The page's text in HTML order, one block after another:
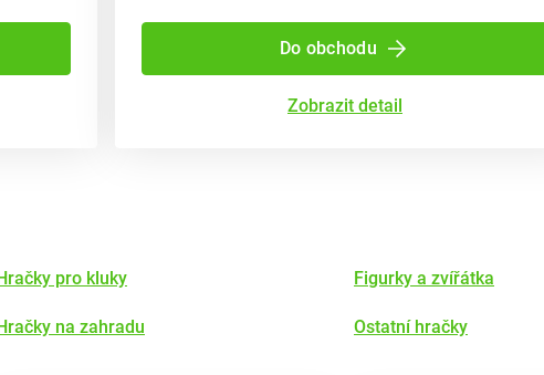
Do obchodu
Zobrazit detail
pro kluky
na zahradu
Figurky a zvířátka
Ostatní hračky